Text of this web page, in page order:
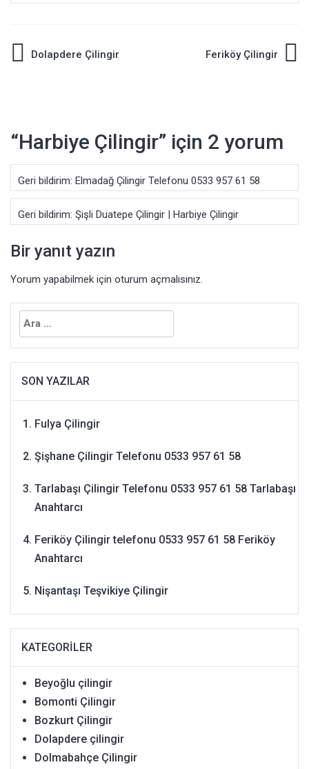
YazıDolapdere Çilingir Feriköy Çilingir
“Harbiye Çilingir” için 2 yorum
Geri bildirim: Elmadağ Çilingir Telefonu 0533 957 61 58
Geri bildirim: Şişli Duatepe Çilingir | Harbiye Çilingir
Bir yanıt yazın
Yorum yapabilmek için oturum açmalısınız.
Arama:
SON YAZILAR
Fulya Çilingir
Şişhane Çilingir Telefonu 0533 957 61 58
Tarlabaşı Çilingir Telefonu 0533 957 61 58 Tarlabaşı
Anahtarcı
Feriköy Çilingir telefonu 0533 957 61 58 Feriköy
Anahtarcı
Nişantaşı Teşvikiye Çilingir
KATEGORILER
Beyoğlu çilingir
Bomonti Çilingir
Bozkurt Çilingir
Dolapdere çilingir
Dolmabahçe Çilingir